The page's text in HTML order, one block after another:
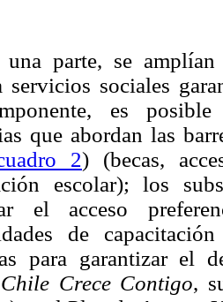
una parte, se
servicios sociales
es
que abordan las
2) (becas,
escolar); los
el acceso
de
para garantizar el
Chile Crece Contigo,